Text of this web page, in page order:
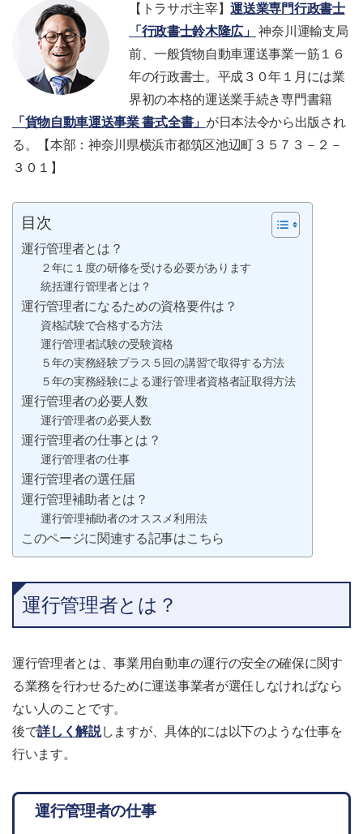
【トラサポ主宰】運送業専門行政書士
「行政書士鈴木隆広」
神奈川運輸支局
前、一般貨物自動車運送事業一筋１６
年の行政書士。平成３０年１月には業
界初の本格的運送業手続き専門書籍
「貨物自動車運送事業 書式全書」 が日本法令から出版され
る。【本部：神奈川県横浜市都筑区池辺町３５７３－２－
３０１】
目次
運行管理者とは？
２年に１度の研修を受ける必要があります
統括運行管理者とは？
運行管理者になるための資格要件は？
資格試験で合格する方法
運行管理者試験の受験資格
５年の実務経験プラス５回の講習で取得する方法
５年の実務経験による運行管理者資格者証取得方法
運行管理者の必要人数
運行管理者の必要人数
運行管理者の仕事とは？
運行管理者の仕事
運行管理者の選任届
運行管理補助者とは？
運行管理補助者のオススメ利用法
このページに関連する記事はこちら
運行管理者とは？
運行管理者とは、事業用自動車の運行の安全の確保に関す
る業務を行わせるために運送事業者が選任しなければなら
ない人のことです。
後で詳しく解説しますが、具体的には以下のような仕事を
行います。
運行管理者の仕事